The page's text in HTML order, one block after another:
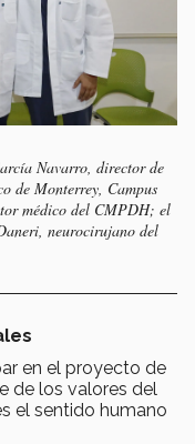
Navarro, director de
de Monterrey, Campus
médico del CMPDH; el
neurocirujano del
en el proyecto de
de los valores del
el sentido humano